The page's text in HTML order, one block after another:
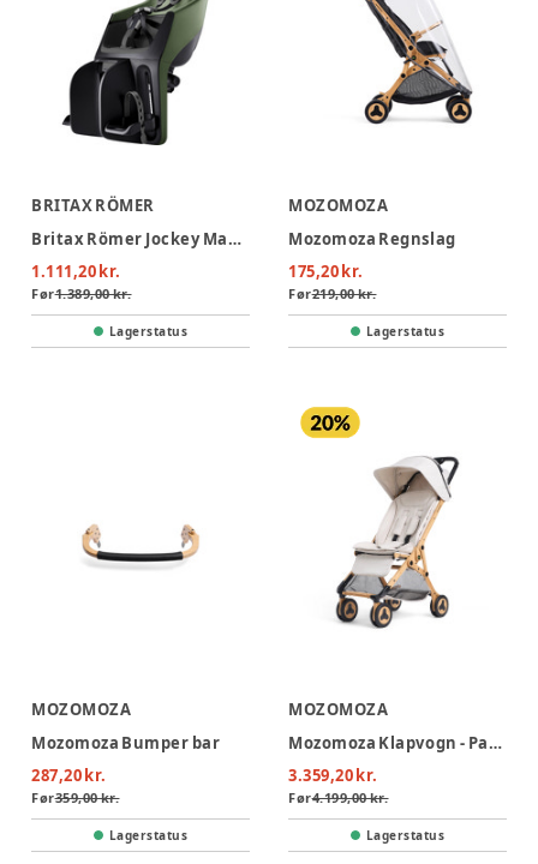
BRITAX RÖMER
Britax Römer Jockey Maxi Cykelstol - Urban Olive
1.111,20 kr.
Før1.389,00 kr.
Lagerstatus
MOZOMOZA
Mozomoza Regnslag
175,20 kr.
Før219,00 kr.
Lagerstatus
MOZOMOZA
Mozomoza Bumper bar
287,20 kr.
Før359,00 kr.
Lagerstatus
MOZOMOZA
Mozomoza Klapvogn - Panda Desert
3.359,20 kr.
Før4.199,00 kr.
Lagerstatus